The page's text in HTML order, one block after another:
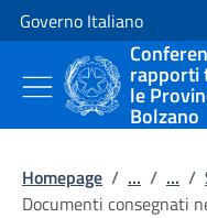
Vai al contenuto
Vai alla navigazione del sito
Governo Italiano
rapporti
le
Bolzano
Homepage / ... / ... /
Documenti consegnati